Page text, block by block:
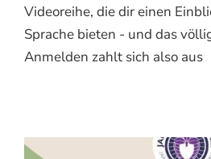
Videoreihe, die dir einen
Sprache bieten - und das
Anmelden zahlt sich also aus